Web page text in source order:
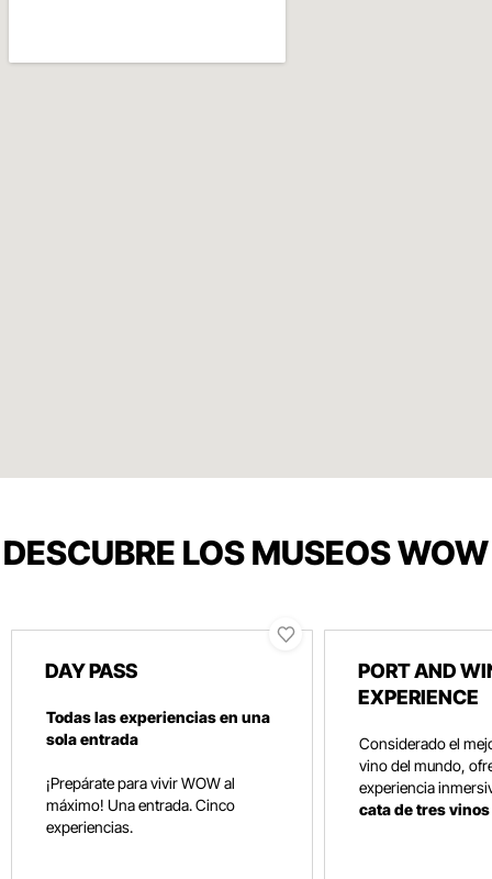
DESCUBRE LOS MUSEOS WOW
DAY PASS
Todas las experiencias en una
sola entrada
¡Prepárate para vivir WOW al
máximo! Una entrada. Cinco
experiencias.
PORT AND
EXPERIENCE
Considerado el
vino del mundo,
experiencia
cata de tres